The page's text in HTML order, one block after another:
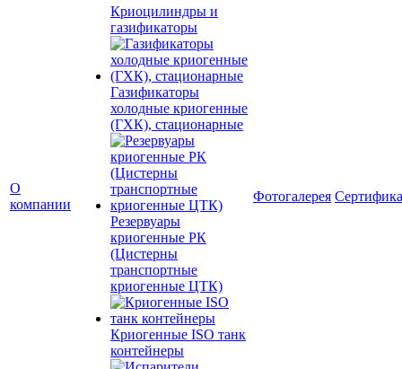
О
компании
Криоцилиндры и
газификаторы
Газификаторы
холодные криогенные
(ГХК), стационарные
Резервуары
криогенные РК
(Цистерны
транспортные
криогенные ЦТК)
Криогенные ISO танк
контейнеры
Фотогалерея